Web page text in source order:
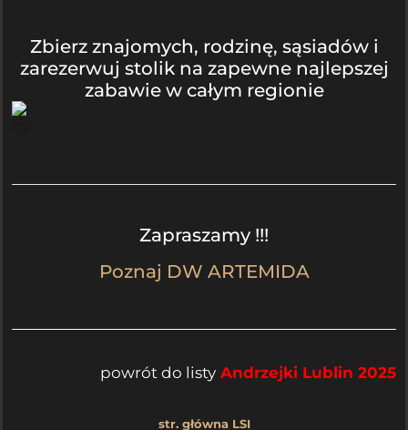
Zbierz znajomych, rodzinę, sąsiadów i
zarezerwuj stolik na zapewne najlepszej
zabawie w całym regionie
Zapraszamy !!!
Poznaj DW ARTEMIDA
powrót do listy Andrzejki Lublin 2025
str. główna LSI